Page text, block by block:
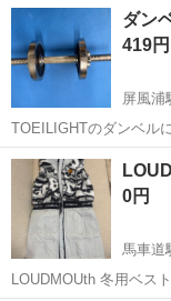
ダン
419円
屏風浦
TOEILIGHTのダンベル
2.5kgが両サイドについ
神奈川 横浜市
0円
馬車道
LOUDMOUth 冬用ベス